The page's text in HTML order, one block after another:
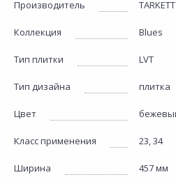
Производитель TARKETT
Коллекция Blues
Тип плитки LVT
Тип дизайна плитка
Цвет
Класс применения 23, 34
Ширина 457 мм